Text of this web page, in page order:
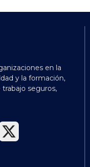
en la
y la formación,
seguros,